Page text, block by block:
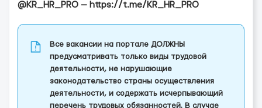
@KR_HR_PRO — https://t.me/KR_HR_PRO
Все вакансии на портале ДОЛЖНЫ
предусматривать только виды трудовой
деятельности, не нарушающие
законодательство страны осуществления
деятельности, и содержать исчерпывающий
перечень трудовых обязанностей. В случае